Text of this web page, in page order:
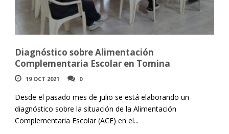
Diagnóstico sobre Alimentación
Complementaria Escolar en Tomina
19 OCT 2021 0
Desde el pasado mes de julio se está elaborando un
diagnóstico sobre la situación de la Alimentación
Complementaria Escolar (ACE) en el...